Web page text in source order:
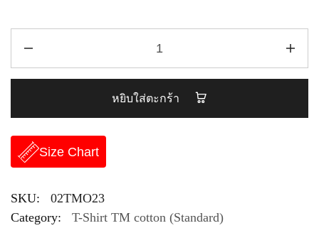
หยิบใส่ตะกร้า
Size Chart
SKU:
02TMO23
Category:
T-Shirt TM cotton (Standard)